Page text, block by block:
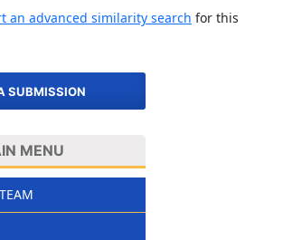
an advanced similarity search for this
SUBMISSION
MENU